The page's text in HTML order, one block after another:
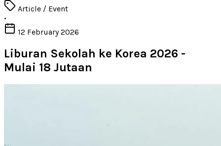
Article / Event
•
12 February 2026
Liburan Sekolah ke Korea 2026 -
Mulai 18 Jutaan